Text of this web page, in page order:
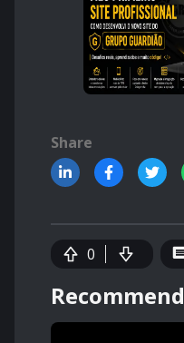
Share
0